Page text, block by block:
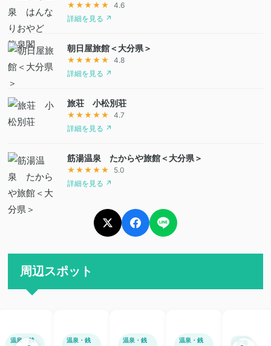
★★★★★
4.6
詳細を見る ↗
朝日屋旅館＜大分県＞
★★★★★
4.8
詳細を見る ↗
旅荘 小松別荘
★★★★★
4.7
詳細を見る ↗
筋湯温泉 たからや旅館＜大分県＞
★★★★★
5.0
詳細を見る ↗
周辺スポット
温泉・銭 温泉・銭 温泉・銭 温泉・銭 空港